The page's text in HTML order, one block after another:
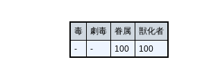
毒 劇毒 眷属
獣化者
-
- 100 100